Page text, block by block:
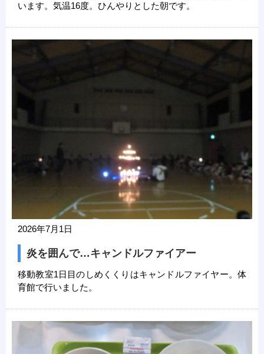
います。気温16度。ひんやりとした朝です。
2026年7月1日
炎を囲んで…キャンドルファイアー
移動教室1日目のしめくくりはキャンドルファイヤー。体
育館で行いました。